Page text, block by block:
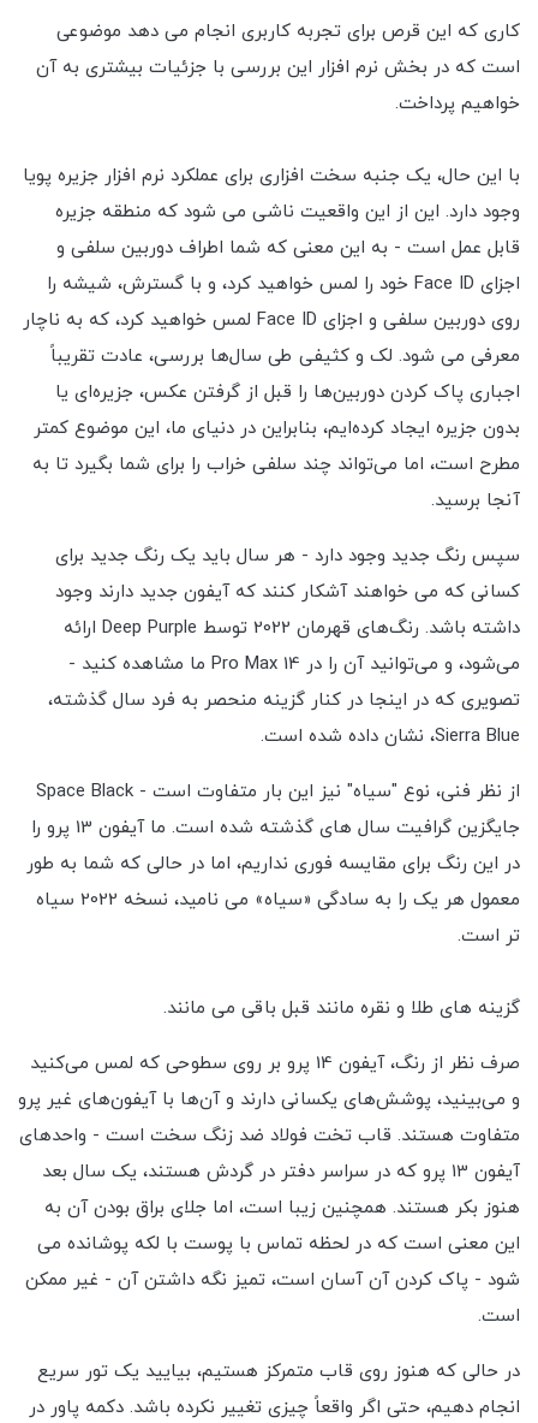
کاری که این قرص برای تجربه کاربری انجام می دهد موضوعی
است که در بخش نرم افزار این بررسی با جزئیات بیشتری به آن
خواهیم پرداخت.
با این حال، یک جنبه سخت افزاری برای عملکرد نرم افزار جزیره پویا
وجود دارد. این از این واقعیت ناشی می شود که منطقه جزیره
قابل عمل است - به این معنی که شما اطراف دوربین سلفی و
اجزای Face ID خود را لمس خواهید کرد، و با گسترش، شیشه را
روی دوربین سلفی و اجزای Face ID لمس خواهید کرد، که به ناچار
معرفی می شود. لک و کثیفی طی سال‌ها بررسی، عادت تقریباً
اجباری پاک کردن دوربین‌ها را قبل از گرفتن عکس، جزیره‌ای یا
بدون جزیره ایجاد کرده‌ایم، بنابراین در دنیای ما، این موضوع کمتر
مطرح است، اما می‌تواند چند سلفی خراب را برای شما بگیرد تا به
آنجا برسید.
سپس رنگ جدید وجود دارد - هر سال باید یک رنگ جدید برای
کسانی که می خواهند آشکار کنند که آیفون جدید دارند وجود
داشته باشد. رنگ‌های قهرمان 2022 توسط Deep Purple ارائه
می‌شود، و می‌توانید آن را در 14 Pro Max ما مشاهده کنید -
تصویری که در اینجا در کنار گزینه منحصر به فرد سال گذشته،
Sierra Blue، نشان داده شده است.
از نظر فنی، نوع "سیاه" نیز این بار متفاوت است - Space Black
جایگزین گرافیت سال های گذشته شده است. ما آیفون 13 پرو را
در این رنگ برای مقایسه فوری نداریم، اما در حالی که شما به طور
معمول هر یک را به سادگی «سیاه» می نامید، نسخه 2022 سیاه
تر است.
گزینه های طلا و نقره مانند قبل باقی می مانند.
صرف نظر از رنگ، آیفون 14 پرو بر روی سطوحی که لمس می‌کنید
و می‌بینید، پوشش‌های یکسانی دارند و آن‌ها با آیفون‌های غیر پرو
متفاوت هستند. قاب تخت فولاد ضد زنگ سخت است - واحدهای
آیفون 13 پرو که در سراسر دفتر در گردش هستند، یک سال بعد
هنوز بکر هستند. همچنین زیبا است، اما جلای براق بودن آن به
این معنی است که در لحظه تماس با پوست با لکه پوشانده می
شود - پاک کردن آن آسان است، تمیز نگه داشتن آن - غیر ممکن
است.
در حالی که هنوز روی قاب متمرکز هستیم، بیایید یک تور سریع
انجام دهیم، حتی اگر واقعاً چیزی تغییر نکرده باشد. دکمه پاور در